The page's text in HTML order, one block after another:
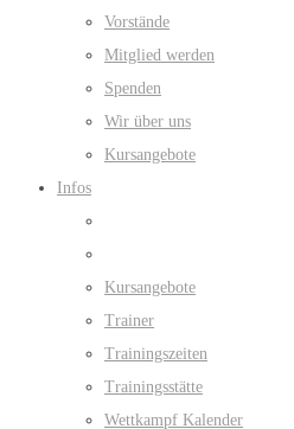
Vorstände
Mitglied werden
Spenden
Wir über uns
Kursangebote
Infos
Kursangebote
Trainer
Trainingszeiten
Trainingsstätte
Wettkampf Kalender